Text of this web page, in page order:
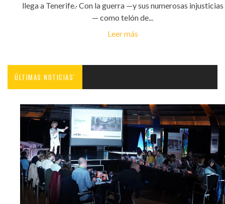
llega a Tenerife.· Con la guerra —y sus numerosas injusticias
— como telón de...
Leer más
ÚLTIMAS NOTICIAS'